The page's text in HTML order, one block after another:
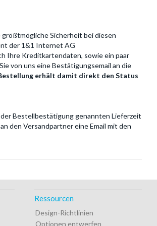
Sicherheit bei diesen
der 1&1 Internet AG
Ihre Kreditkartendaten, sowie ein paar
von uns eine Bestätigungsemail an die
erhält damit direkt den Status
Bestellbestätigung genannten Lieferzeit
den Versandpartner eine Email mit den
Ressourcen
Design-Richtlinien
Optionen entwerfen